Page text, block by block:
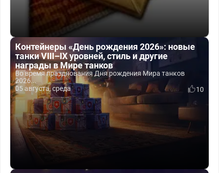
Контейнеры «День рождения 2026»: новые
танки VIII–IX уровней, стиль и другие
награды в Мире танков
Во время празднования Дня рождения Мира танков
2026...
05 августа, среда
10